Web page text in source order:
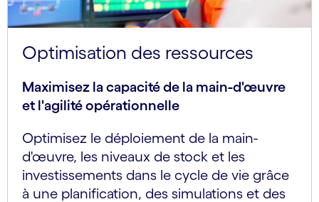
Optimisation des ressources
Maximisez la capacité de la main-d'œuvre
et l'agilité opérationnelle
Optimisez le déploiement de la main-
d'œuvre, les niveaux de stock et les
investissements dans le cycle de vie grâce
à une planification, des simulations et des